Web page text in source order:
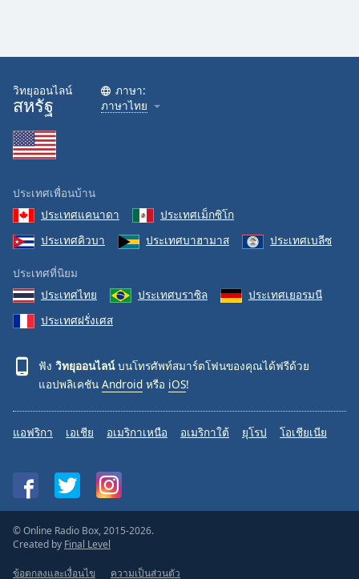
วิทยุออนไลน์
สหรัฐ
ภาษา:
ภาษาไทย
ประเทศเพื่อนบ้าน
ประเทศแคนาดา
ประเทศเม็กซิโก
ประเทศคิวบา
ประเทศบาฮามาส ประเทศเบลีซ
ประเทศที่นิยม
ประเทศไทย
ประเทศบราซิล
ประเทศเยอรมนี
ประเทศฝรั่งเศส
ฟัง วิทยุออนไลน์บนโทรศัพท์สมาร์ตโฟนของคุณได้ฟรีด้วย
แอปพลิเคชัน Android หรือ iOS!
แอฟริกา เอเชีย อเมริกาเหนือ อเมริกาใต้ ยุโรป โอเชียเนีย
© Online Radio Box, 2015-2026.
Created by Final Level
ข้อตกลงและเงื่อนไข ความเป็นส่วนตัว